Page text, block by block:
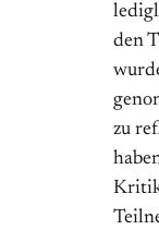
den
zu